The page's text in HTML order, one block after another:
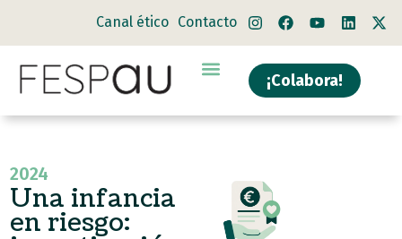
Canal ético Contacto
¡Colabora!
2024
Una infancia
en riesgo: